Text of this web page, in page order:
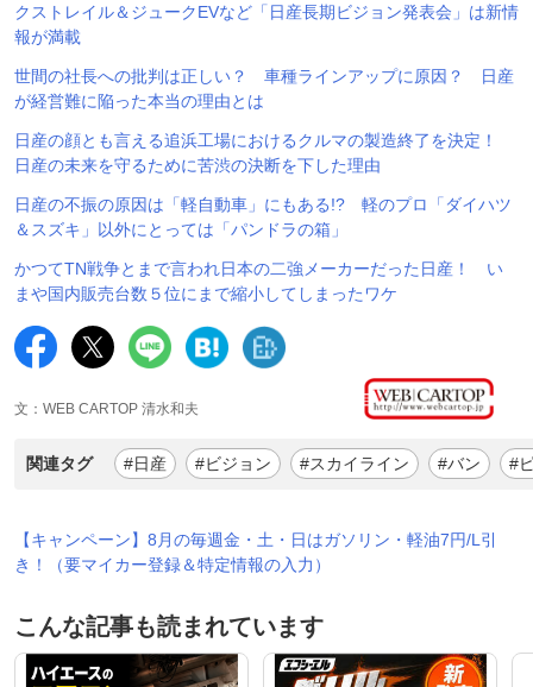
クストレイル＆ジュークEVなど「日産長期ビジョン発表会」は新情
報が満載
世間の社長への批判は正しい？ 車種ラインアップに原因？ 日産
が経営難に陥った本当の理由とは
日産の顔とも言える追浜工場におけるクルマの製造終了を決定！
日産の未来を守るために苦渋の決断を下した理由
日産の不振の原因は「軽自動車」にもある!? 軽のプロ「ダイハツ
＆スズキ」以外にとっては「パンドラの箱」
かつてTN戦争とまで言われ日本の二強メーカーだった日産！ い
まや国内販売台数５位にまで縮小してしまったワケ
文：WEB CARTOP 清水和夫
関連タグ #日産 #ビジョン #スカイライン #バン #
【キャンペーン】8月の毎週金・土・日はガソリン・軽油7円/L引
き！（要マイカー登録＆特定情報の入力）
こんな記事も読まれています